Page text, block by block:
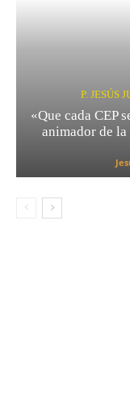
P. JESÚS
«Que cada CEP
animador de la